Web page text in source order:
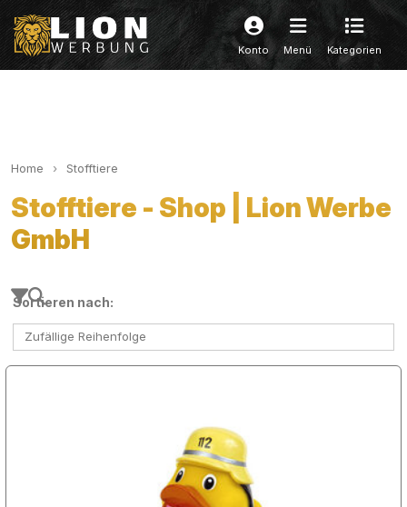
Konto Menü Kategorien
Home Stofftiere
Stofftiere - Shop | Lion Werbe
GmbH
Sortieren nach:
Zufällige Reihenfolge